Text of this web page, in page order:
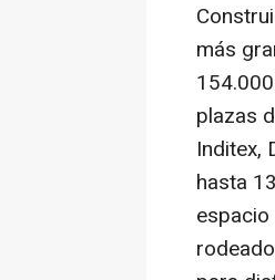
más
plazas
Inditex,
hasta